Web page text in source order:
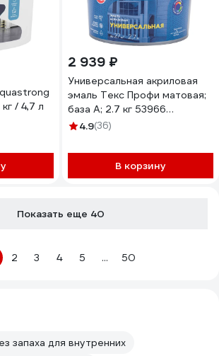
/ 4,7 л
2 939 ₽
Универсальная акриловая
эмаль Текс Профи матовая;
база A; 2.7 кг 53966
700011001
4.9(36)
В корзину
Показать еще 40
2 3 4 5 ... 50
запаха для внутренних